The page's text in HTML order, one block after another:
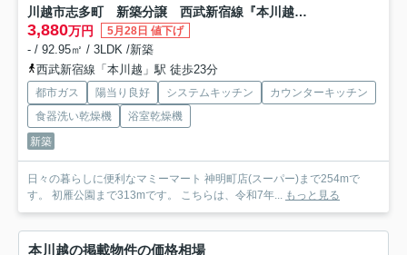
川越市志多町 新築分譲 西武新宿線『本川越駅』徒歩23分 【川越小学区】
3,880万円 5月28日 値下げ
- / 92.95㎡ / 3LDK /新築
西武新宿線「本川越」駅 徒歩23分
都市ガス 陽当り良好 システムキッチン
カウンターキッチン
食器洗い乾燥機
浴室乾燥機
新築
日々の暮らしに便利なマミーマート 神明町店(スーパー)まで254mで
す。 初雁公園まで313mです。 こちらは、令和7年... もっと見る
本川越の掲載物件の価格相場